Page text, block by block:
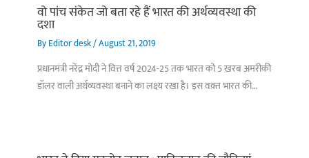
वो पांच संकेत जो बता रहे हैं भारत की अर्थव्यवस्था की
दशा
ByEditor desk/August 21, 2019
प्रधानमंत्री नरेंद्र मोदी ने वित्त वर्ष 2024-25 तक भारत को 5 ख़रब अमरीकी
डॉलर वाली अर्थव्यवस्था बनाने का लक्ष्य रखा है। इस वक़्त भारत की…